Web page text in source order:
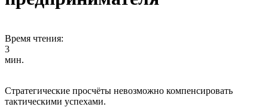
Время чтения:
3
мин.
Стратегические просчёты невозможно компенсировать
тактическими успехами.